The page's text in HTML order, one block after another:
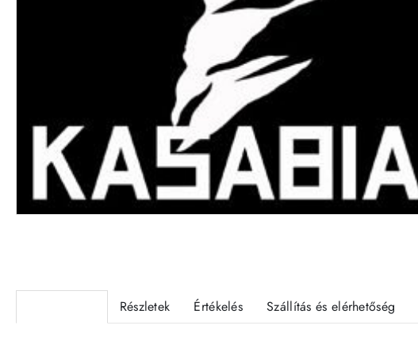
Részletek Értékelés Szállítás és elérhetőség